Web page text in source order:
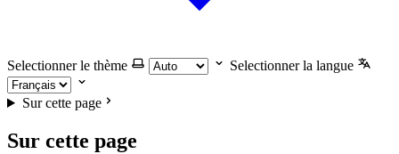
Selectionner le thème Selectionner la langue
Sur cette page
Sur cette page